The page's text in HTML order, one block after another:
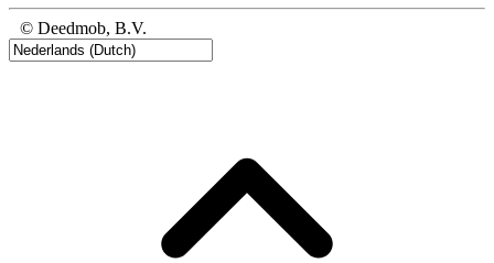
© Deedmob, B.V.